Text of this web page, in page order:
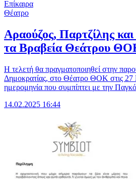
Επίκαιρα
Θέατρο
Αραούζος, Παρτζίλης
τα Βραβεία Θεάτρου
Η τελετή θα πραγματοποιηθεί στην
Δημοκρατίας, στο Θέατρο ΘΟΚ στις 27
ημερομηνία που συμπίπτει με την
14.02.2025 16:44